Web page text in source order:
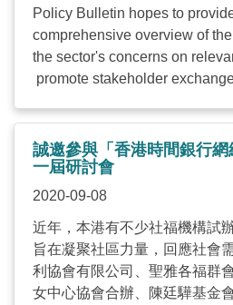
Policy Bulletin hopes to
comprehensive overview of
the sector's concerns on
promote stakeholder
depends on the support of
cordially invited to provide the
conducted by your agency on
would be highly appreciated if
Council on or before 7 October
(Wednesday) through e-mail
(natalie.yau@hkcss.org.hk) or
Meanwhile, to promote
誠邀參與「香港時間銀行
一屆研討會
2020-09-08
近年，本港有不少社福機構試
旨在凝聚社區力量，回應社會
利協會有限公司、聖雅各福群
女中心協會合辦、陳廷驊基金